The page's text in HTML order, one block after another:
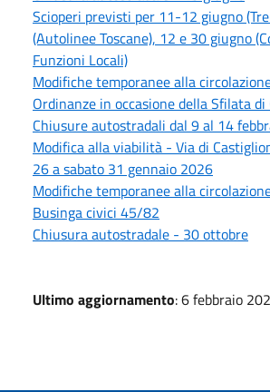
Scioperi previsti per 11-12 giugno
(Autolinee Toscane), 12 e 30 giugno
Funzioni Locali)
Modifiche temporanee alla
Ordinanze in occasione della Sfilata
Chiusure autostradali dal 9 al 14
Modifica alla viabilità - Via di
26 a sabato 31 gennaio 2026
Modifiche temporanee alla
Businga civici 45/82
Chiusura autostradale - 30 ottobre
Ultimo aggiornamento: 6 febbraio